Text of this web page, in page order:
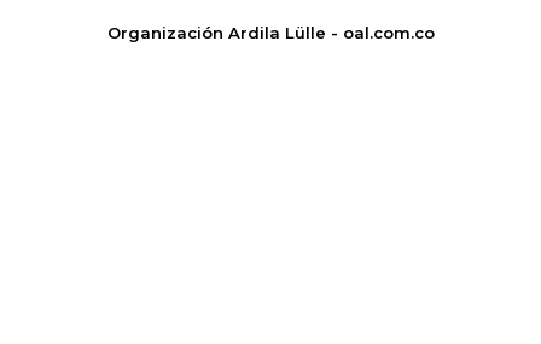
Organización Ardila Lülle - oal.com.co